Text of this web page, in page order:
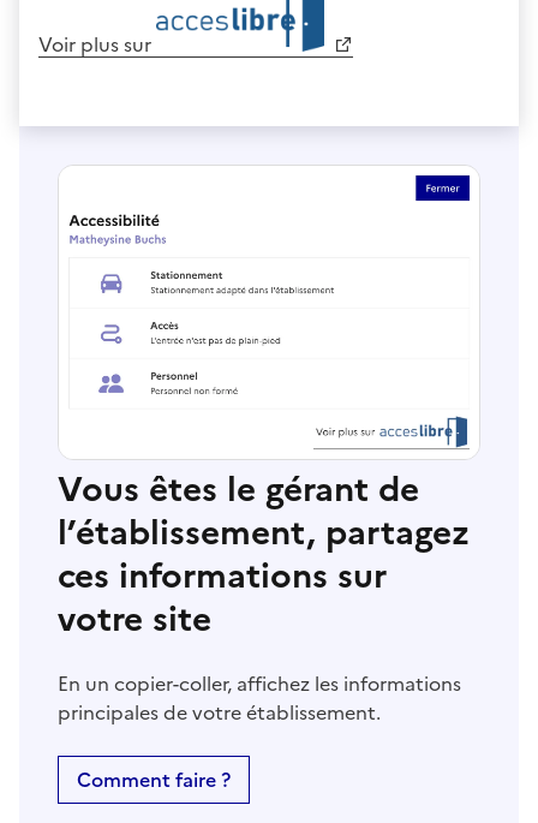
Voir plus sur
Vous êtes le gérant de
l’établissement, partagez
ces informations sur
votre site
En un copier-coller, affichez les informations
principales de votre établissement.
Comment faire ?